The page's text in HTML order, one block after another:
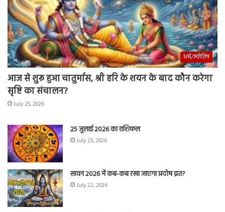
धर्म/ज्योतिष
आज से शुरू हुआ चातुर्मास, श्री हरि के शयन के बाद कौन करेगा
सृष्टि का संचालन?
July 25, 2026
25 जुलाई 2026 का राशिफल
July 25, 2026
सावन 2026 में कब-कब रखा जाएगा प्रदोष व्रत?
July 22, 2026